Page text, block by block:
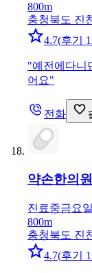
800m
충청북도 진
4.7(후기
"예전에다니
어요"
전화
약손한의원
진료중금요
800m
충청북도 진
4.7(후기